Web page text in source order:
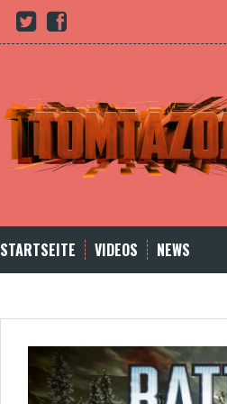
Youtube
twitterFacebook
STARTSEITE VIDEOS NEWS